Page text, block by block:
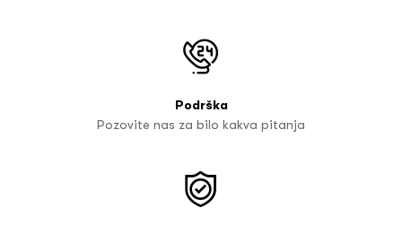
Podrška
Pozovite nas za bilo kakva pitanja